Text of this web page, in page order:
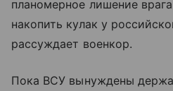
планомерное лишение
накопить кулак у
рассуждает военкор.
Пока ВСУ вынуждены